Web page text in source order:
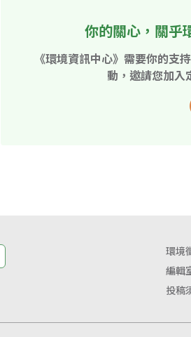
你的關心，關乎
《環境資訊中心》需要你的支
動，邀請您加入
環境
編輯
投稿